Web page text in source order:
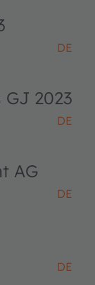
DE
2023
DE
AG
DE
DE